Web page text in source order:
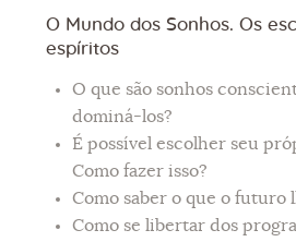
O Mundo dos Sonhos. Os
espíritos
O que são sonhos
dominá-los?
É possível escolher seu
Como fazer isso?
Como saber o que o futuro
Como se libertar dos